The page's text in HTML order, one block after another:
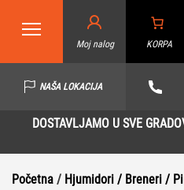
Moj nalog KORPA
NAŠA LOKACIJA
DOSTAVLJAMO U SVE
Početna / Hjumidori / Breneri /